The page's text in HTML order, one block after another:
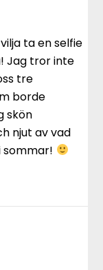
ta en selfie
Jag tror inte
tre
borde
skön
njut av vad
sommar!